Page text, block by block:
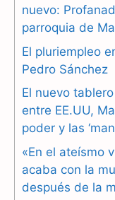
c
b
o
o
k
nuevo:
parroquia de
El pluriempleo
Pedro Sánchez
El nuevo
entre EE.UU,
poder y las
«En el ateísmo
acaba con la
después de la